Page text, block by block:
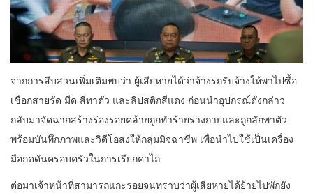
จากการสืบสวนเพิ่มเติมพบว่า ผู้เสียหายได้ว่าจ้างรถรับจ้างให้พาไปซื้อ
เชือกสายรัด มีด สีทาตัว และลิปสติกสีแดง ก่อนนำอุปกรณ์ดังกล่าว
กลับมาจัดฉากสร้างร่องรอยคล้ายถูกทำร้ายร่างกายและถูกลักพาตัว
พร้อมบันทึกภาพและวิดีโอส่งให้กลุ่มมิจฉาชีพ เพื่อนำไปใช้เป็นเครื่อง
มือกดดันครอบครัวในการเรียกค่าไถ่
ต่อมาเจ้าหน้าที่สามารถแกะรอยจนทราบว่าผู้เสียหายได้ย้ายไปพักยัง